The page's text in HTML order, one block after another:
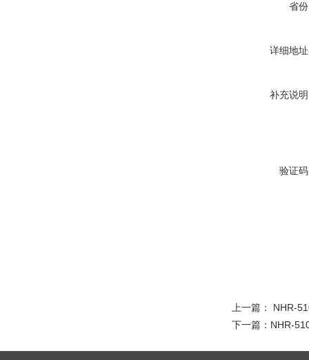
省
详细地
补充说
验证
上一篇： NHR-
下一篇： NHR-